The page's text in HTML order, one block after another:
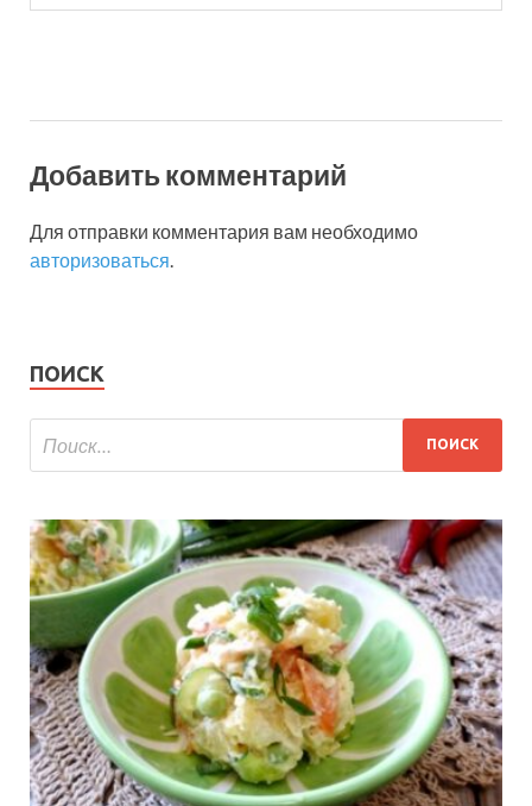
Добавить комментарий
Для отправки комментария вам необходимо
авторизоваться.
ПОИСК